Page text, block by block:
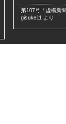
第107号「虚構新
gisuke11 より